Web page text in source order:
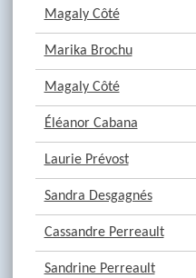
Magaly Côté
Marika Brochu
Magaly Côté
Éléanor Cabana
Laurie Prévost
Sandra Desgagnés
Cassandre Perreault
Sandrine Perreault